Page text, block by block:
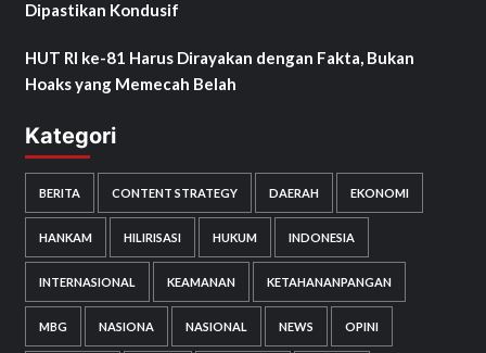
Dipastikan Kondusif
HUT RI ke-81 Harus Dirayakan dengan Fakta, Bukan
Hoaks yang Memecah Belah
Kategori
BERITA CONTENT STRATEGY DAERAH EKONOMI
HANKAM HILIRISASI HUKUM INDONESIA
INTERNASIONAL KEAMANAN KETAHANANPANGAN
MBG NASIONA NASIONAL NEWS OPINI